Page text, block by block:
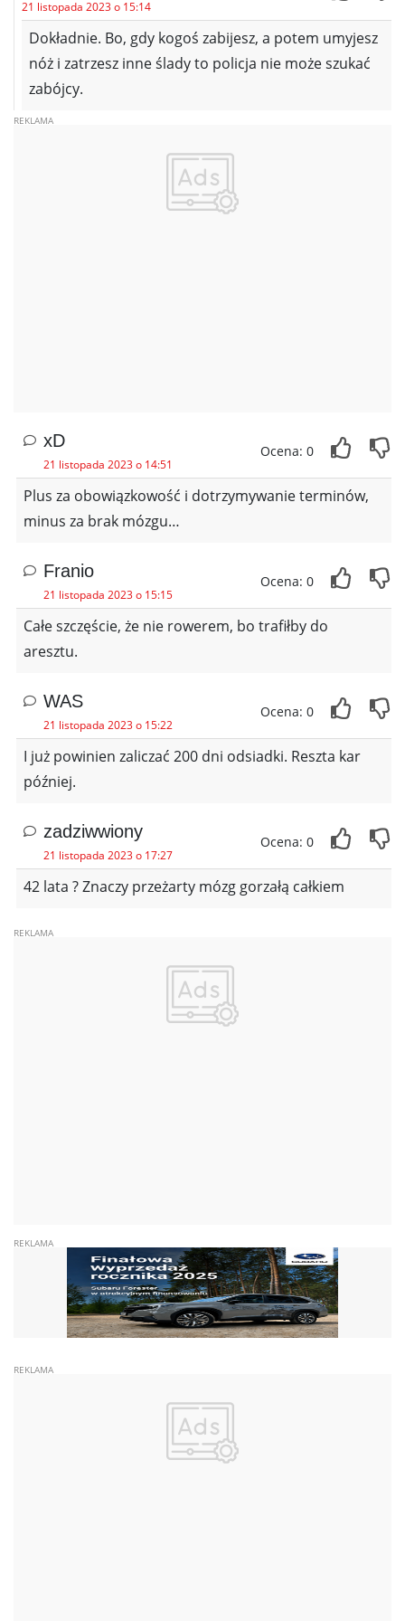
21 listopada 2023 o 15:14
Dokładnie. Bo, gdy kogoś zabijesz, a potem umyjesz
nóż i zatrzesz inne ślady to policja nie może szukać
zabójcy.
xD
21 listopada 2023 o 14:51
Ocena: 0
Plus za obowiązkowość i dotrzymywanie terminów,
minus za brak mózgu…
Franio
21 listopada 2023 o 15:15
Ocena: 0
Całe szczęście, że nie rowerem, bo trafiłby do
aresztu.
WAS
21 listopada 2023 o 15:22
Ocena: 0
I już powinien zaliczać 200 dni odsiadki. Reszta kar
później.
zadziwwiony
21 listopada 2023 o 17:27
Ocena: 0
42 lata ? Znaczy przeżarty mózg gorzałą całkiem